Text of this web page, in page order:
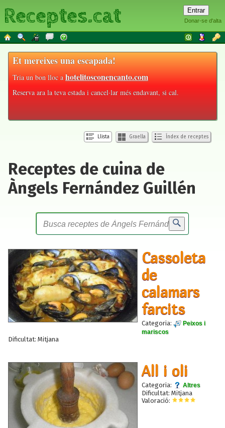
Donar-se d'alta
Receptes.cat
Et mereixes una escapada!
Tria un bon lloc ahotelitosconencanto.com
Reserva ara la teva estada i cancel·lar més endavant, si cal.
Llista Graella Índex de receptes
Receptes de cuina de
Àngels Fernández Guillén
Cassoleta
de
calamars
farcits
Categoria:
Peixos i
mariscos
Dificultat: Mitjana
All i oli
Categoria: Altres
Dificultat: Mitjana
Valoració: